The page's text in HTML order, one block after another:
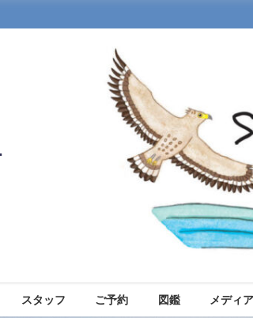
スタッフ ご予約 図鑑 メディア